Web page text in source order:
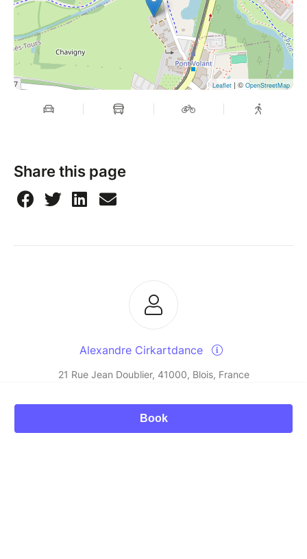
Leaflet | © OpenStreetMap
Share this page
Alexandre Cirkartdance
21 Rue Jean Doublier, 41000, Blois, France
Book